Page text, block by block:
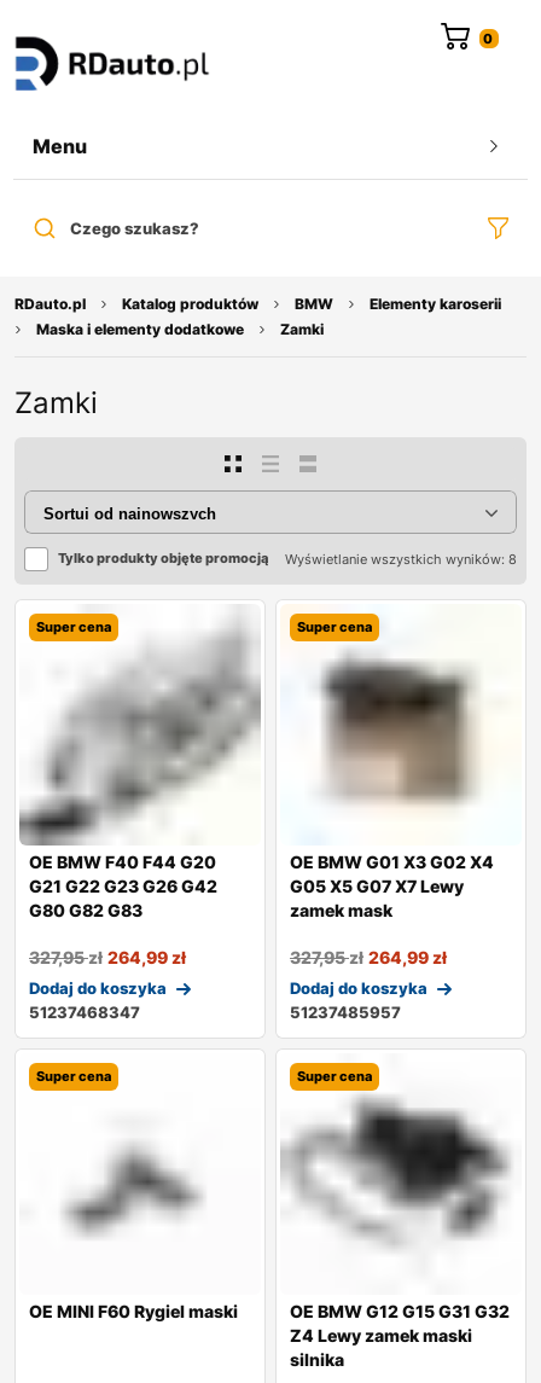
Menu
Czego szukasz?
RDauto.pl Katalog produktów BMW
Elementy karoserii
Maska i elementy dodatkowe
Zamki
Zamki
Tylko produkty objęte promocją Wyświetlanie wszystkich wyników: 8
Super cena
OE BMW F40 F44 G20
G21 G22 G23 G26 G42
G80 G82 G83
327,95zł 264,99zł
Dodaj do koszyka
51237468347
Super cena
OE BMW G01 X3 G02 X4
G05 X5 G07 X7 Lewy
zamek mask
327,95zł 264,99zł
Dodaj do koszyka
51237485957
Super cena
OE MINI F60 Rygiel maski
Super cena
OE BMW G12 G15 G31 G32
Z4 Lewy zamek maski
silnika